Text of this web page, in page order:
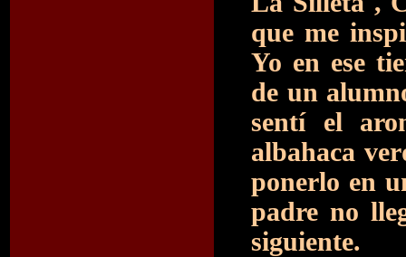
que me
Yo en ese
de un
sentí el
albahaca
ponerlo en
padre no
siguiente.